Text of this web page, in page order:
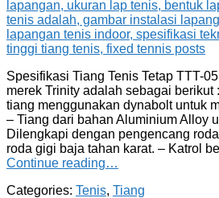
Spesifikasi Tiang Tenis Tetap TTT-
merek Trinity adalah sebagai berikut
tiang menggunakan dynabolt untuk
– Tiang dari bahan Aluminium Alloy
Dilengkapi dengan pengencang
roda gigi baja tahan karat. – Katrol
Continue reading…
Categories: Tenis, Tiang